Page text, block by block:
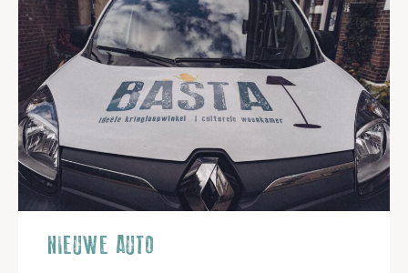
NIEUWE AUTO